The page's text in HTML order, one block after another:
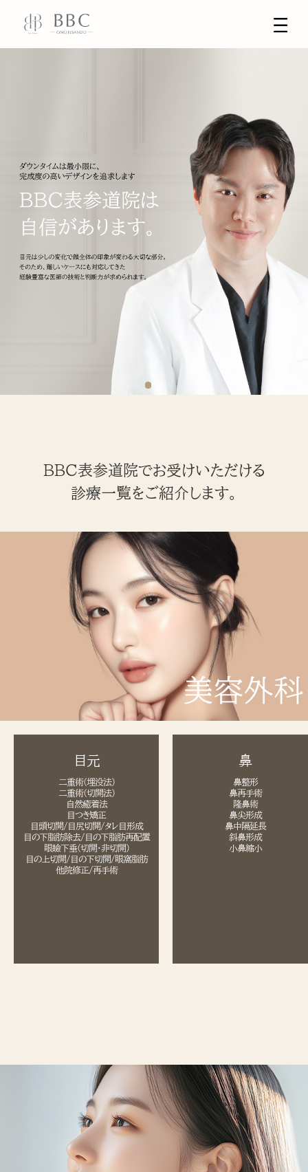
BBC表参道院でお受けいただける
目元
二重術(埋没法)
二重術(切開法)
自然癒着法
目つき矯正
目頭切開/目尻切開/タレ目形成
目の下脂肪除去/目の下脂肪再配置
眼瞼下垂(切開・非切開)
目の上切開/目の下切開/眼窩脂肪
他院修正/再手術
鼻
鼻整形
鼻再手術
隆鼻術
鼻尖形成
鼻中隔延長
斜鼻形成
小鼻縮小